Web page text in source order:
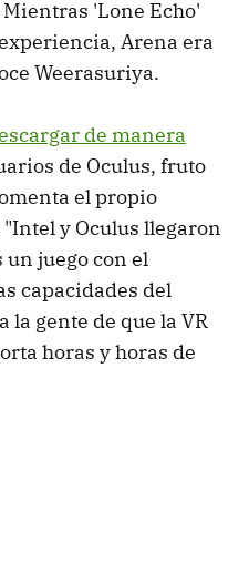
'Lone Echo'
Arena era
Weerasuriya.
de manera
de Oculus, fruto
el propio
y Oculus llegaron
un juego con el
capacidades del
la gente de que la VR
horas y horas de